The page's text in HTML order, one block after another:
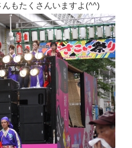
もたくさんいますよ(^^)